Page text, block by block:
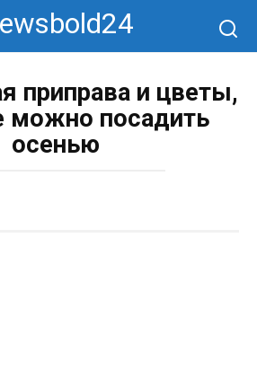
приправа и цветы,
можно посадить
осенью